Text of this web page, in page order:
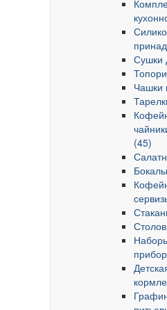
Сушки
Чашки
(45)